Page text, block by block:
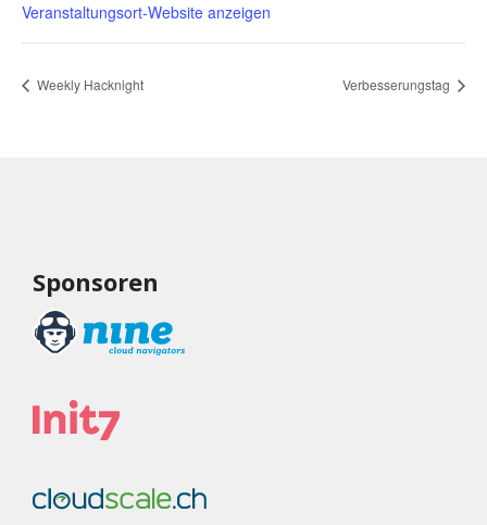
Veranstaltungsort-Website anzeigen
Weekly Hacknight Verbesserungstag
Sponsoren